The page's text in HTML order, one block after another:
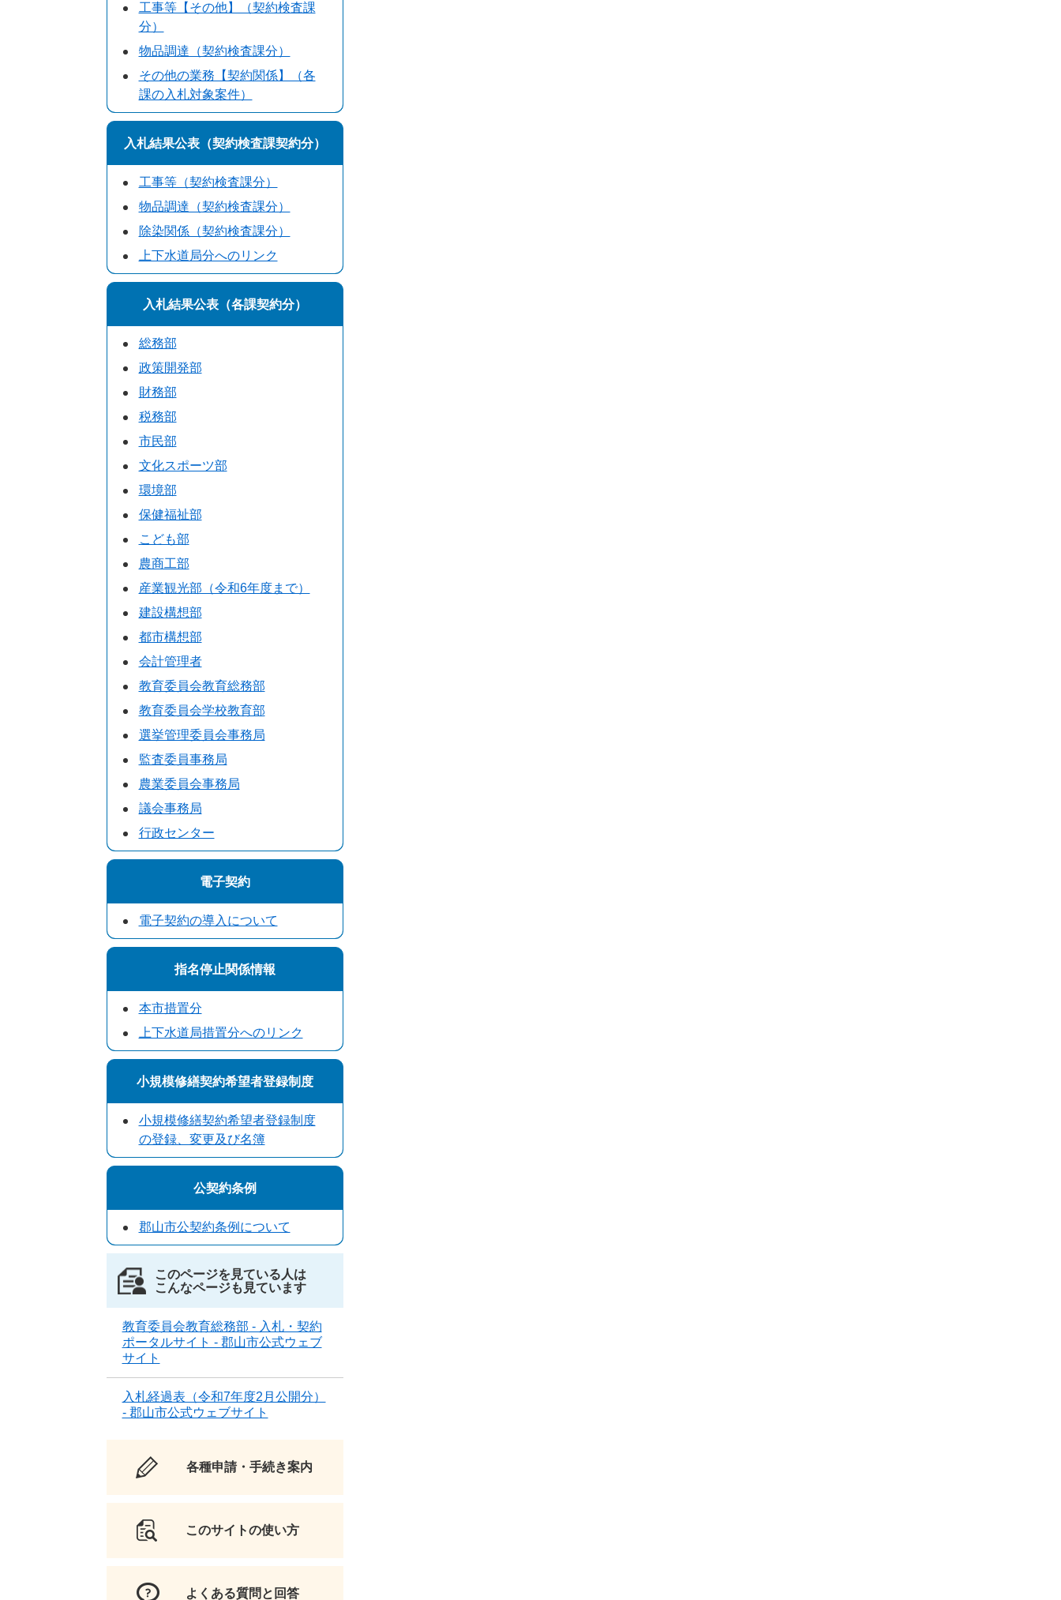
工事等【その他】（契約検査課
分）
物品調達（契約検査課分）
その他の業務【契約関係】（各
課の入札対象案件）
入札結果公表（契約検査課契約分）
工事等（契約検査課分）
物品調達（契約検査課分）
除染関係（契約検査課分）
上下水道局分へのリンク
入札結果公表（各課契約分）
総務部
政策開発部
財務部
税務部
市民部
文化スポーツ部
環境部
保健福祉部
こども部
農商工部
産業観光部（令和6年度まで）
建設構想部
都市構想部
会計管理者
教育委員会教育総務部
教育委員会学校教育部
選挙管理委員会事務局
監査委員事務局
農業委員会事務局
議会事務局
行政センター
電子契約
電子契約の導入について
指名停止関係情報
本市措置分
上下水道局措置分へのリンク
小規模修繕契約希望者登録制度
小規模修繕契約希望者登録制度
の登録、変更及び名簿
公契約条例
郡山市公契約条例について
このページを見ている人は
こんなページも見ています
教育委員会教育総務部 - 入札・契約
ポータルサイト - 郡山市公式ウェブ
サイト
入札経過表（令和7年度2月公開分）
- 郡山市公式ウェブサイト
各種申請・手続き案内
このサイトの使い方
よくある質問と回答